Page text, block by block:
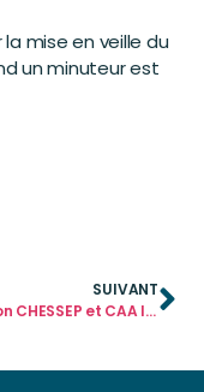
mise en veille du
un minuteur est
SUIVANT
Formation CHESSEP et CAA les 26 et 27 octobre 2020